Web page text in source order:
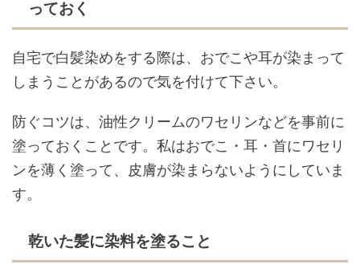
っておく
自宅で白髪染めをする際は、おでこや耳が染まって
しまうことがあるので気を付けて下さい。
防ぐコツは、油性クリームのワセリンなどを事前に
塗っておくことです。私はおでこ・耳・首にワセリ
ンを薄く塗って、皮膚が染まらないようにしていま
す。
乾いた髪に染料を塗ること